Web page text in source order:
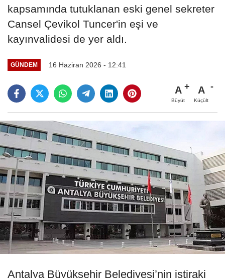
kapsamında tutuklanan eski genel sekreter
Cansel Çevikol Tuncer'in eşi ve
kayınvalidesi de yer aldı.
GÜNDEM 16 Haziran 2026 - 12:41
A
Büyüt
A
Küçült
Antalya Büyükşehir Belediyesi’nin iştiraki